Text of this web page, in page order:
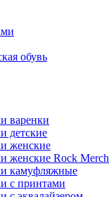
обувь
варенки
детские
женские
женские Rock Merch
камуфляжные
с принтами